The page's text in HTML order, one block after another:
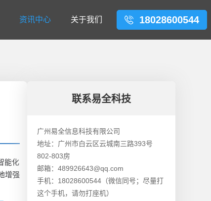
资讯中心 关于我们 18028600544
能化
增强
联系易全科技
广州易全信息科技有限公司
地址：广州市白云区云城南三路393号
802-803房
邮箱：489926643@qq.com
手机：18028600544（微信同号；尽量打
这个手机，请勿打座机）